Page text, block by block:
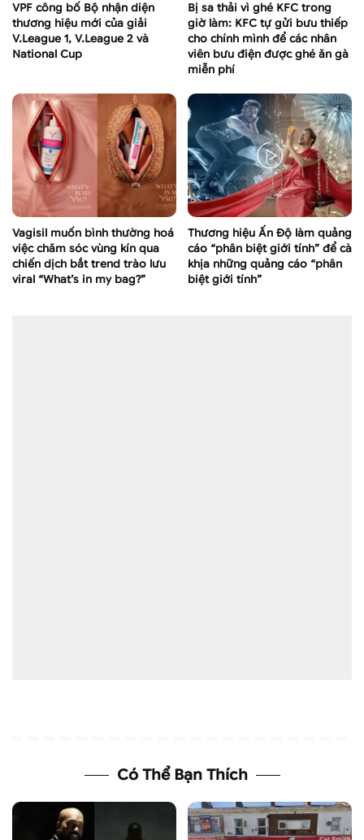
VPF công bố Bộ nhận diện
thương hiệu mới của giải
V.League 1, V.League 2 và
National Cup
Bị sa thải vì ghé KFC trong
giờ làm: KFC tự gửi bưu thiếp
cho chính mình để các nhân
viên bưu điện được ghé ăn gà
miễn phí
Vagisil muốn bình thường hoá
việc chăm sóc vùng kín qua
chiến dịch bắt trend trào lưu
viral “What’s in my bag?”
Thương hiệu Ấn Độ làm quảng
cáo “phân biệt giới tính” để cà
khịa những quảng cáo “phân
biệt giới tính”
Có Thể Bạn Thích